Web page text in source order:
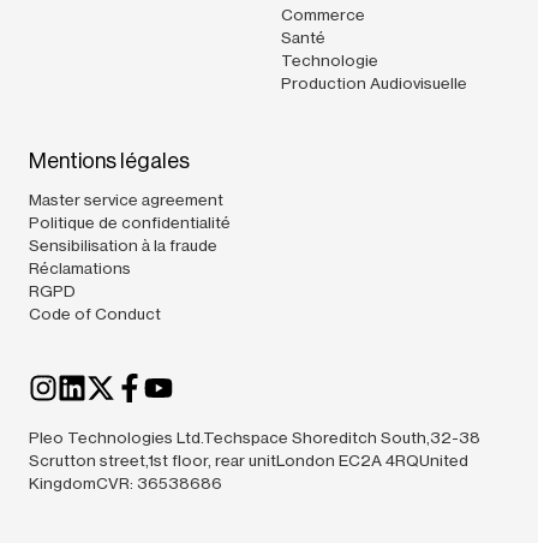
Commerce
Santé
Technologie
Production Audiovisuelle
Mentions légales
Master service agreement
Politique de confidentialité
Sensibilisation à la fraude
Réclamations
RGPD
Code of Conduct
Pleo Technologies Ltd.Techspace Shoreditch South,32-38
Scrutton street,1st floor, rear unitLondon EC2A 4RQUnited
KingdomCVR: 36538686